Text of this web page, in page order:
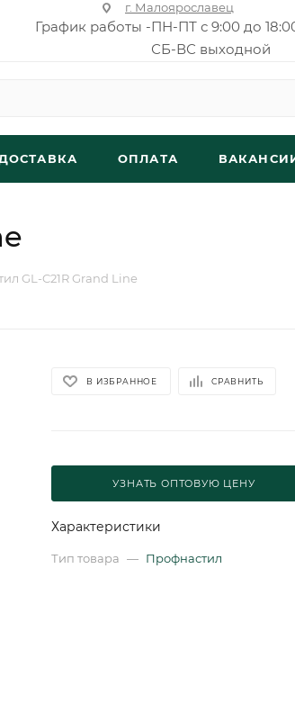
г. Малоярославец
График работы -ПН-ПТ с 9:00 до
СБ-ВС выходной
ОПЛАТА
GL-C21R Grand Line
В ИЗБРАННОЕ СРАВНИТЬ
УЗНАТЬ ОПТОВУЮ ЦЕНУ
Характеристики
Тип товара — Профнастил